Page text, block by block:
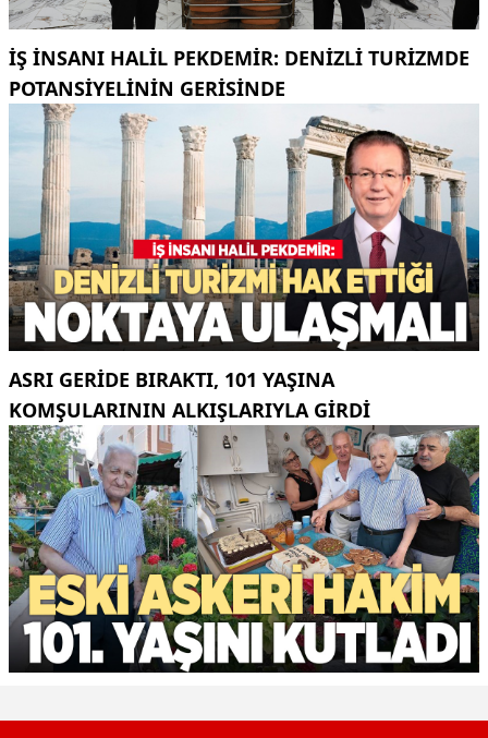
İŞ INSANI HALIL PEKDEMIR: DENIZLI TURIZMDE
POTANSIYELININ GERISINDE
ASRI GERIDE BIRAKTI, 101 YAŞINA
KOMŞULARININ ALKIŞLARIYLA GIRDI